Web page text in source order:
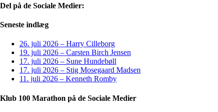
Del på de Sociale Medier:
Facebook
X
LinkedIn
Pinterest
E-
Seneste indlæg
26. juli 2026 – Harry Cilleborg
19. juli 2026 – Carsten Birch Jensen
17. juli 2026 – Sune Hundebøll
17. juli 2026 – Stig Mosegaard Madsen
11. juli 2026 – Kenneth Romby
Klub 100 Marathon på de Sociale Medier